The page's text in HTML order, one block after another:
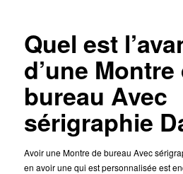
Quel est
d’une Montre
bureau Avec
sérigraphie
Avoir une Montre de bureau Avec
en avoir une qui est personnalisée est